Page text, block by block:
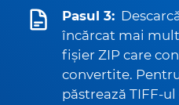
Pasul 3:
încărcat mai
fișier ZIP care
convertite.
păstrează TIFF-